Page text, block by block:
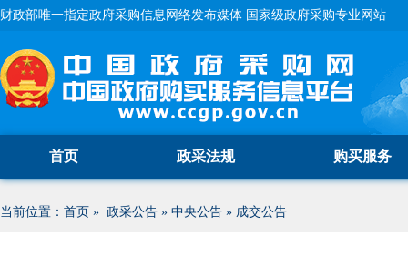
财政部唯一指定政府采购信息网络发布媒体 国家级政府采购专业网站
首页 政采法规 购买服务
当前位置： 首页 » 政采公告 » 中央公告 » 成交公告